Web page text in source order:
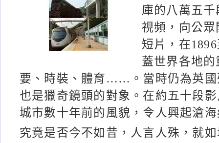
庫的八萬五
視頻，向公
短片，在
蓋世界各地
要、時裝、體育……。當時仍為英國
也是獵奇鏡頭的對象。在約五十段
城市數十年前的風貌，令人興起滄
究竟是否今不如昔，人言人殊，就